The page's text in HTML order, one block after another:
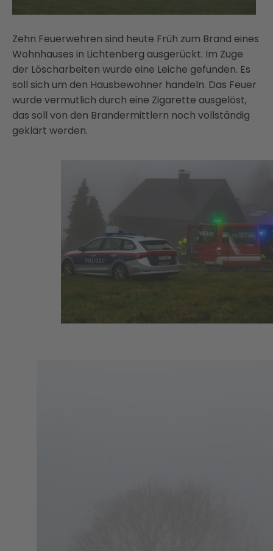
Zehn Feuerwehren sind heute Früh zum Brand eines
Wohnhauses in Lichtenberg ausgerückt. Im Zuge
der Löscharbeiten wurde eine Leiche gefunden. Es
soll sich um den Hausbewohner handeln. Das Feuer
wurde vermutlich durch eine Zigarette ausgelöst,
das soll von den Brandermittlern noch vollständig
geklärt werden.